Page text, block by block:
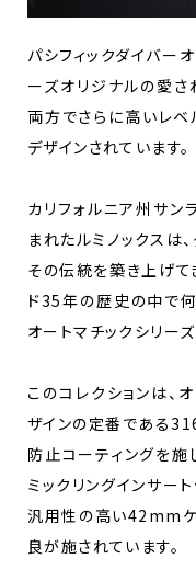
パシフィックダイバー
ーズオリジナルの愛
両方でさらに高いレベ
デザインされています。
カリフォルニア州サ
まれたルミノックスは
その伝統を築き上げて
ド35年の歴史の中で
オートマチックシリー
このコレクションは、
ザインの定番である
防止コーティングを施
ミックリングインサー
汎用性の高い42mmケ
良が施されています。